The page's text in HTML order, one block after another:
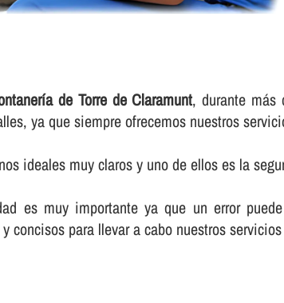
de Torre de Claramunt, durante más
ya que siempre ofrecemos nuestros
ideales muy claros y uno de ellos es la
es muy importante ya que un error
concisos para llevar a cabo nuestros